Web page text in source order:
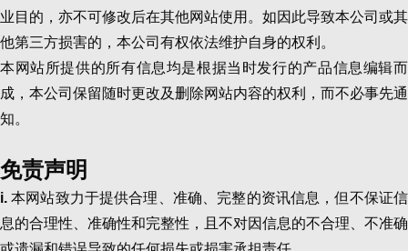
业目的，亦不可修改后在其他网站使用。如因此导致本公司或其
他第三方损害的，本公司有权依法维护自身的权利。
本网站所提供的所有信息均是根据当时发行的产品信息编辑而
成，本公司保留随时更改及删除网站内容的权利，而不必事先通
知。
免责声明
i.本网站致力于提供合理、准确、完整的资讯信息，但不保证信
息的合理性、准确性和完整性，且不对因信息的不合理、不准确